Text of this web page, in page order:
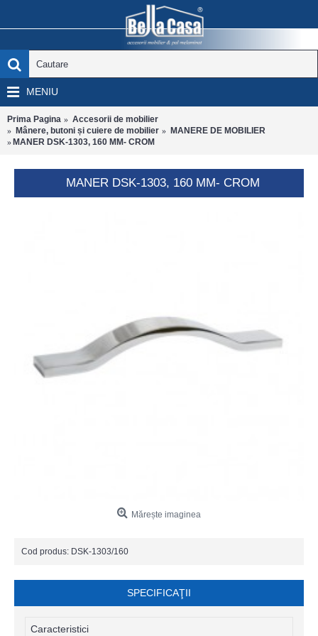
MENIU
Prima Pagina
Accesorii de mobilier
Mânere, butoni și cuiere de mobilier
MANERE DE MOBILIER
MANER DSK-1303, 160 MM- CROM
MANER DSK-1303, 160 MM- CROM
Mărește imaginea
Cod produs: DSK-1303/160
SPECIFICAŢII
Caracteristici